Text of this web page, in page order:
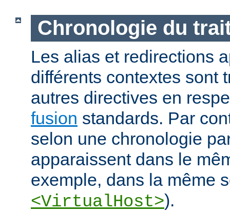
Chronologie du
Les alias et redirections
différents contextes sont
autres directives en
fusion standards. Par
selon une chronologie
apparaissent dans le
exemple, dans la même
<VirtualHost>).